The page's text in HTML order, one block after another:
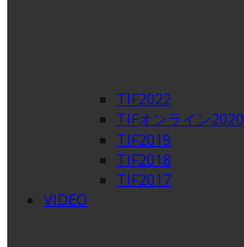
TIF2022
TIFオンライン2020
TIF2019
TIF2018
TIF2017
VIDEO